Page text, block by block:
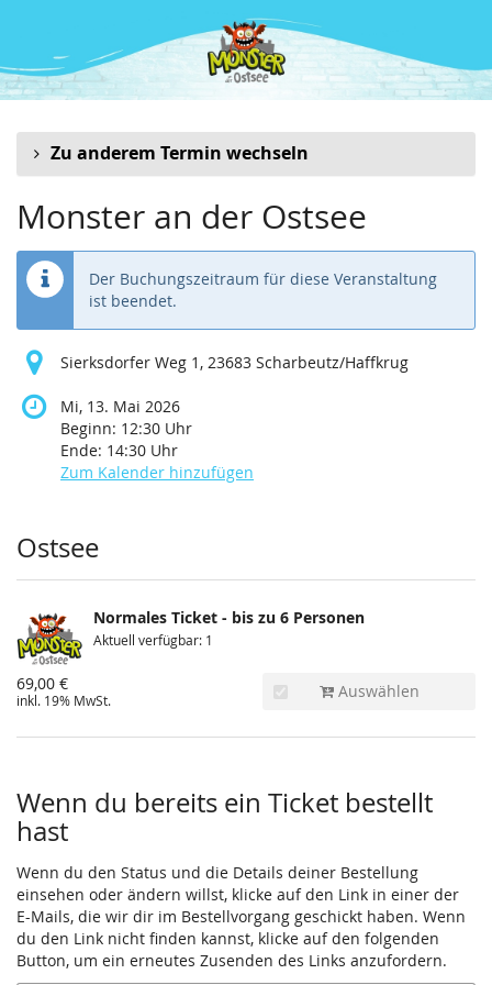
Inhalt
springen
Zu anderem Termin wechseln
Monster an der Ostsee
Der Buchungszeitraum für diese Veranstaltung
ist beendet.
Sierksdorfer Weg 1, 23683 Scharbeutz/Haffkrug
Mi, 13. Mai 2026
Beginn: 12:30 Uhr
Ende: 14:30 Uhr
Zum Kalender hinzufügen
Produkte
Ostsee
Normales Ticket - bis zu 6 Personen
Aktuell verfügbar: 1
69,00 €
inkl. 19% MwSt. Auswählen
Wenn du bereits ein Ticket bestellt
hast
Wenn du den Status und die Details deiner Bestellung
einsehen oder ändern willst, klicke auf den Link in einer der
E-Mails, die wir dir im Bestellvorgang geschickt haben. Wenn
du den Link nicht finden kannst, klicke auf den folgenden
Button, um ein erneutes Zusenden des Links anzufordern.